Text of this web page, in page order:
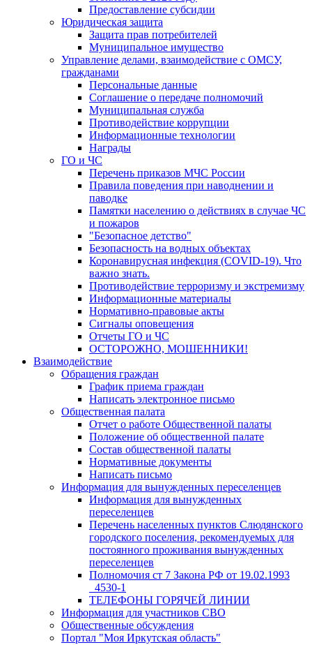
Предоставление субсидии
Юридическая защита
Защита прав потребителей
Муниципальное имущество
Управление делами, взаимодействие с ОМСУ,
гражданами
Персональные данные
Соглашение о передаче полномочий
Муниципальная служба
Противодействие коррупции
Информационные технологии
Награды
ГО и ЧС
Перечень приказов МЧС России
Правила поведения при наводнении и
паводке
Памятки населению о действиях в случае ЧС
и пожаров
"Безопасное детство"
Безопасность на водных объектах
Коронавирусная инфекция (COVID-19). Что
важно знать.
Противодействие терроризму и экстремизму
Информационные материалы
Нормативно-правовые акты
Сигналы оповещения
Отчеты ГО и ЧС
ОСТОРОЖНО, МОШЕННИКИ!
Взаимодействие
Обращения граждан
График приема граждан
Написать электронное письмо
Общественная палата
Отчет о работе Общественной палаты
Положение об общественной палате
Состав общественной палаты
Нормативные документы
Написать письмо
Информация для вынужденных переселенцев
Информация для вынужденных
переселенцев
Перечень населенных пунктов Слюдянского
городского поселения, рекомендуемых для
постоянного проживания вынужденных
переселенцев
Полномочия ст 7 Закона РФ от 19.02.1993
_4530-1
ТЕЛЕФОНЫ ГОРЯЧЕЙ ЛИНИИ
Информация для участников СВО
Общественные обсуждения
Портал "Моя Иркутская область"